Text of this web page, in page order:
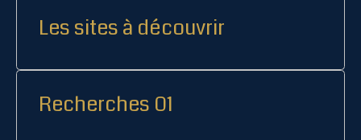
Les sites à découvrir
Recherches 01